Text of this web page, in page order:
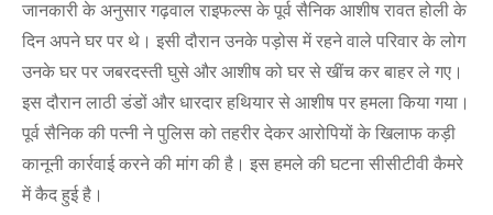
जानकारी के अनुसार गढ़वाल राइफल्स के पूर्व सैनिक आशीष रावत होली के
दिन अपने घर पर थे। इसी दौरान उनके पड़ोस में रहने वाले परिवार के लोग
उनके घर पर जबरदस्ती घुसे और आशीष को घर से खींच कर बाहर ले गए।
इस दौरान लाठी डंडों और धारदार हथियार से आशीष पर हमला किया गया।
पूर्व सैनिक की पत्नी ने पुलिस को तहरीर देकर आरोपियों के खिलाफ कड़ी
कानूनी कार्रवाई करने की मांग की है। इस हमले की घटना सीसीटीवी कैमरे
में कैद हुई है।